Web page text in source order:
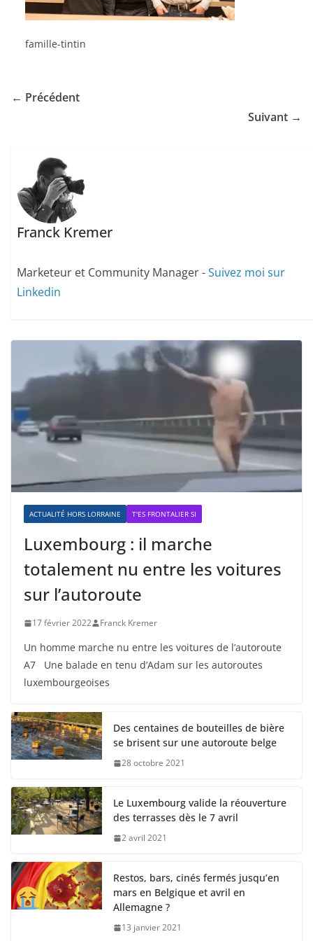
famille-tintin
← Précédent
Suivant →
Franck Kremer
Marketeur et Community Manager -Suivez moi sur
Linkedin
ACTUALITÉ HORS LORRAINE T'ES FRONTALIER SI
Luxembourg : il marche
totalement nu entre les voitures
sur l’autoroute
17 février 2022 Franck Kremer
Un homme marche nu entre les voitures de l’autoroute
A7 Une balade en tenu d’Adam sur les autoroutes
luxembourgeoises
Des centaines de bouteilles de bière
se brisent sur une autoroute belge
28 octobre 2021
Le Luxembourg valide la réouverture
des terrasses dès le 7 avril
2 avril 2021
Restos, bars, cinés fermés jusqu’en
mars en Belgique et avril en
Allemagne ?
13 janvier 2021